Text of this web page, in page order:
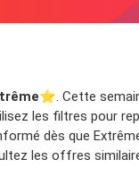
⭐️. Cette
les filtres pour
dès que
les offres